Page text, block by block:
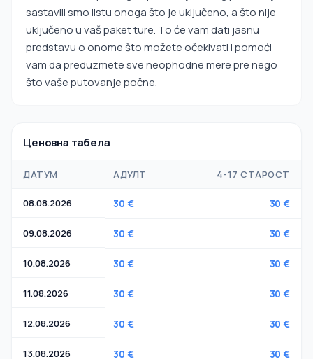
sastavili smo listu onoga što je uključeno, a što nije
uključeno u vaš paket ture. To će vam dati jasnu
predstavu o onome što možete očekivati i pomoći
vam da preduzmete sve neophodne mere pre nego
što vaše putovanje počne.
Ценовна табела
ДАТУМ АДУЛТ 4-17 СТАРОСТ
08.08.2026 30 € 30 €
09.08.2026 30 € 30 €
10.08.2026 30 € 30 €
11.08.2026 30 € 30 €
12.08.2026 30 € 30 €
13.08.2026 30 € 30 €